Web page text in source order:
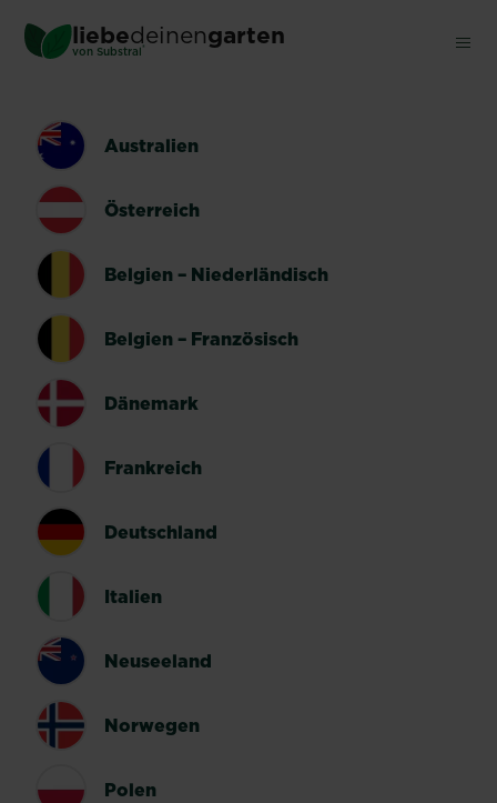
main
liebedeinengarten
von Substral ®
Australien
Österreich
Belgien – Niederländisch
Belgien – Französisch
Dänemark
Frankreich
Deutschland
Italien
Neuseeland
Norwegen
Polen